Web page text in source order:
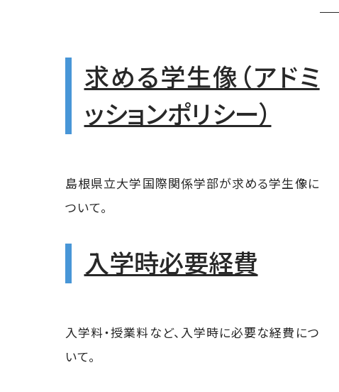
求める学生像（アドミ
ッションポリシー）
島根県立大学国際関係学部が求める学生像に
ついて。
入学時必要経費
入学料・授業料など、入学時に必要な経費につ
いて。